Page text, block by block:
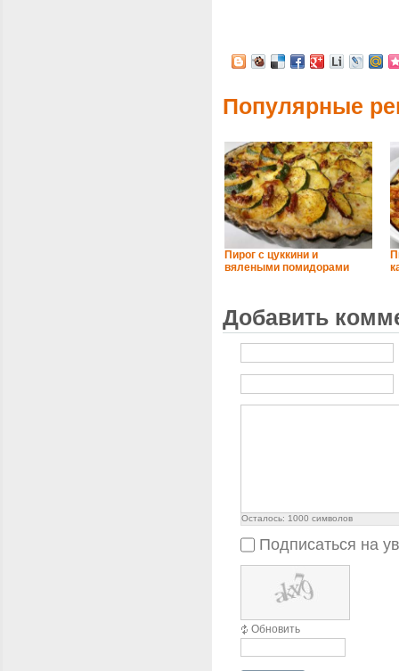
Популярные
Пирог с цуккини и
вялеными помидорами
Добавить
Осталось: 1000 символов
Подписаться на
Обновить